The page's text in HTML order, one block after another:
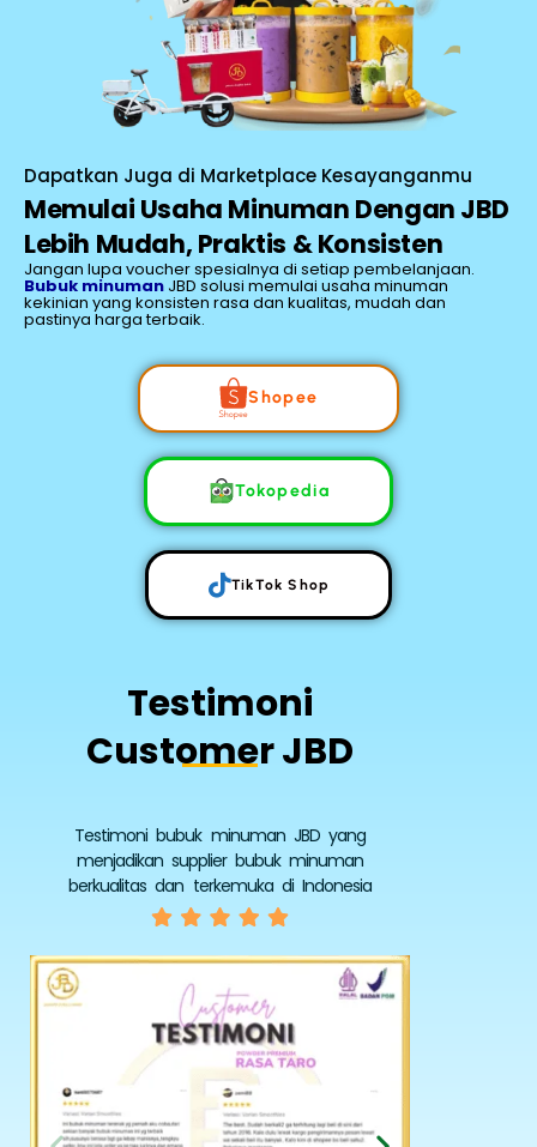
Dapatkan Juga di Marketplace Kesayanganmu
Memulai Usaha Minuman Dengan JBD
Lebih Mudah, Praktis & Konsisten
Jangan lupa voucher spesialnya di setiap pembelanjaan.
Bubuk minuman JBD solusi memulai usaha minuman
kekinian yang konsisten rasa dan kualitas, mudah dan
pastinya harga terbaik.
Shopee
Tokopedia
TikTok Shop
Testimoni
Customer JBD
Testimoni bubuk minuman JBD yang
menjadikan supplier bubuk minuman
berkualitas dan terkemuka di Indonesia